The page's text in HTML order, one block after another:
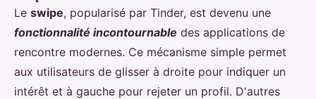
Le swipe, popularisé par Tinder, est devenu une
fonctionnalité incontournable des applications de
rencontre modernes. Ce mécanisme simple permet
aux utilisateurs de glisser à droite pour indiquer un
intérêt et à gauche pour rejeter un profil. D'autres